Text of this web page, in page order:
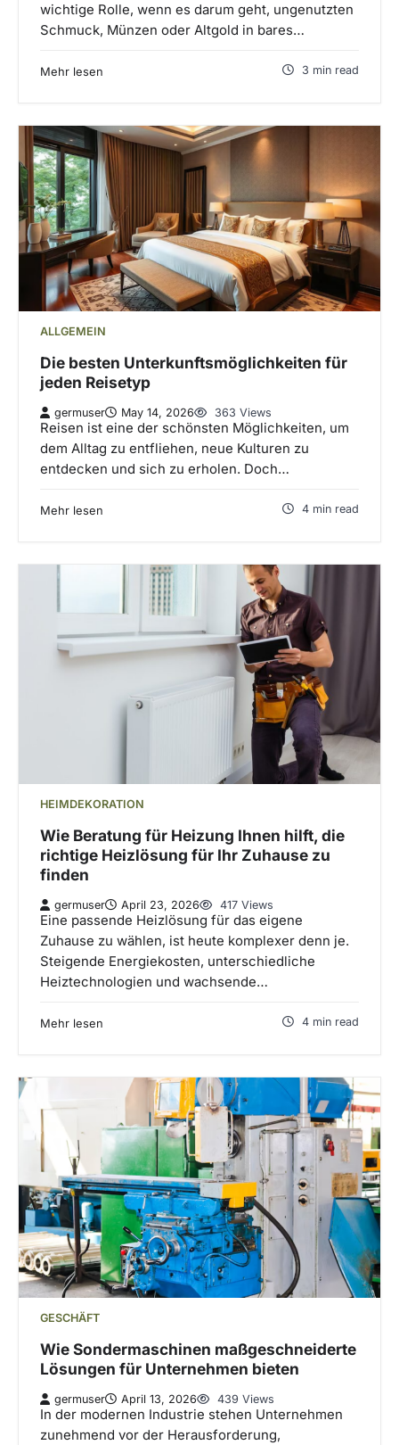
wichtige Rolle, wenn es darum geht, ungenutzten
Schmuck, Münzen oder Altgold in bares…
Mehr lesen 3 min read
ALLGEMEIN
Die besten Unterkunftsmöglichkeiten für
jeden Reisetyp
germuser May 14, 2026 363 Views
Reisen ist eine der schönsten Möglichkeiten, um
dem Alltag zu entfliehen, neue Kulturen zu
entdecken und sich zu erholen. Doch…
Mehr lesen 4 min read
HEIMDEKORATION
Wie Beratung für Heizung Ihnen hilft, die
richtige Heizlösung für Ihr Zuhause zu
finden
germuser April 23, 2026 417 Views
Eine passende Heizlösung für das eigene
Zuhause zu wählen, ist heute komplexer denn je.
Steigende Energiekosten, unterschiedliche
Heiztechnologien und wachsende…
Mehr lesen 4 min read
GESCHÄFT
Wie Sondermaschinen maßgeschneiderte
Lösungen für Unternehmen bieten
germuser April 13, 2026 439 Views
In der modernen Industrie stehen Unternehmen
zunehmend vor der Herausforderung,